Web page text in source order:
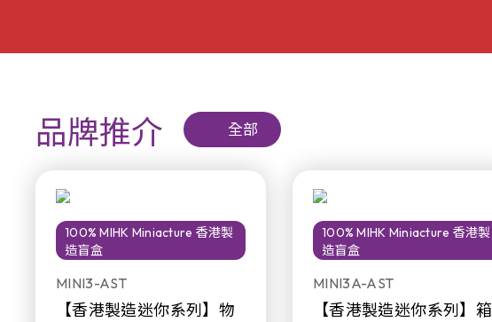
品牌推介 全部
100% MIHK Miniacture 香港製
造盲盒
MINI3-AST
【香港製造迷你系列】物
100% MIHK Miniacture 香港製
造盲盒
MINI3A-AST
【香港製造迷你系列】箱